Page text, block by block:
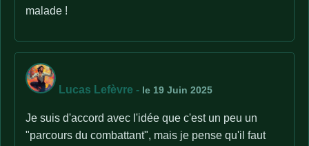
malade !
Lucas Lefèvre - le 19 Juin 2025
Je suis d'accord avec l'idée que c'est un peu un
"parcours du combattant", mais je pense qu'il faut